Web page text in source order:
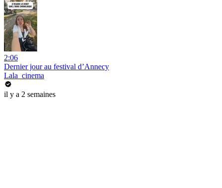
2:06
Dernier jour au festival d’Annecy
Lala_cinema
il y a 2 semaines